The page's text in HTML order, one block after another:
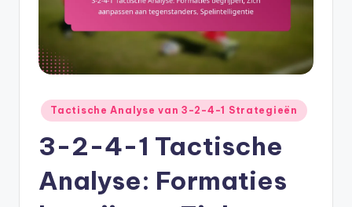
Posted
in
Tactische Analyse van 3-2-4-1 Strategieën
3-2-4-1 Tactische
Analyse: Formaties